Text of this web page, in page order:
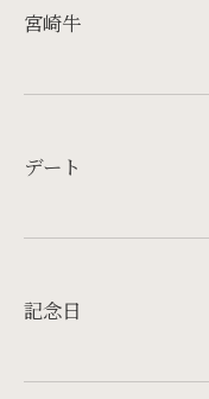
宮崎牛
デート
記念日